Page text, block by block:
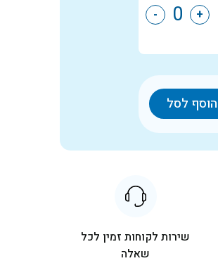
+
-
הוסף לסל
שירות לקוחות זמין לכל
שאלה